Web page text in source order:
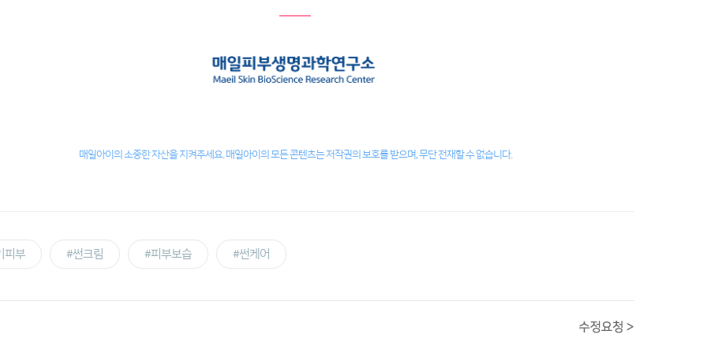
매일아이의 소중한 자산을 지켜주세요. 매일아이의 모든 콘텐츠는 저작권의 보호를 받으며, 무단 전재할 수 없습니다.
피부 #썬크림 #피부보습 #썬케어